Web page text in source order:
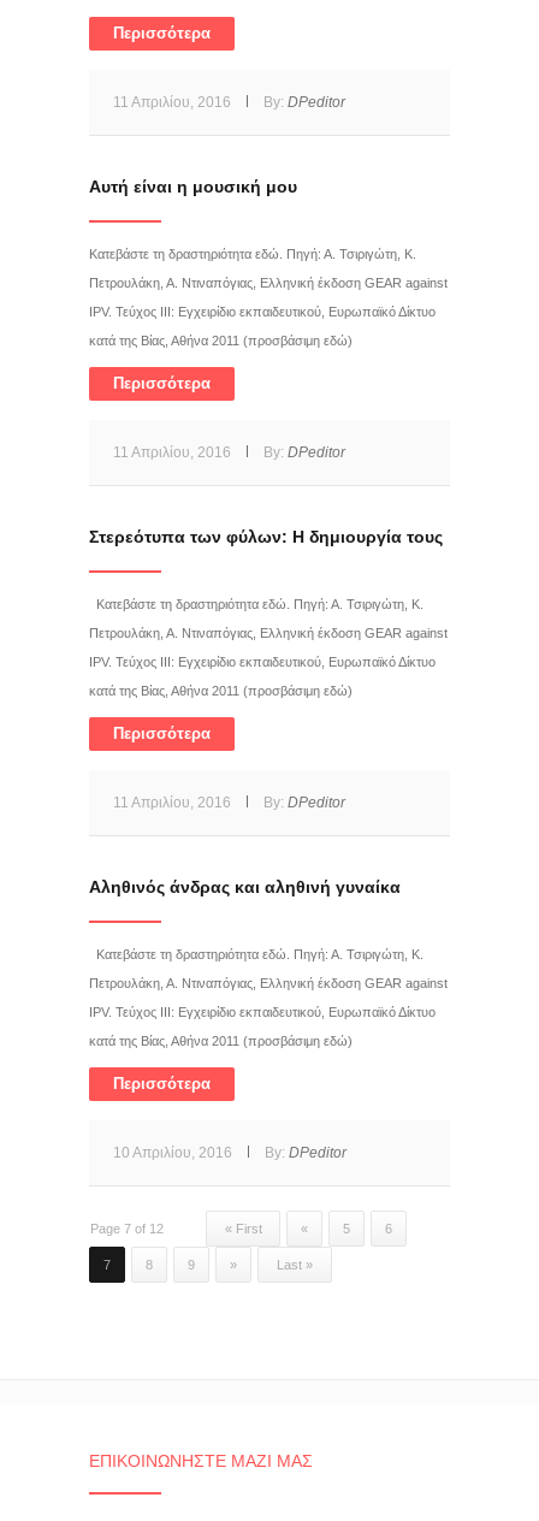
Περισσότερα
11 Απριλίου, 2016 By: DPeditor
Αυτή είναι η μουσική μου
Κατεβάστε τη δραστηριότητα εδώ. Πηγή: Α. Τσιριγώτη, Κ.
Πετρουλάκη, Α. Ντιναπόγιας, Ελληνική έκδοση GEAR against
IPV. Τεύχος III: Εγχειρίδιο εκπαιδευτικού, Ευρωπαϊκό Δίκτυο
κατά της Βίας, Αθήνα 2011 (προσβάσιμη εδώ)
Περισσότερα
11 Απριλίου, 2016 By: DPeditor
Στερεότυπα των φύλων: Η δημιουργία τους
Κατεβάστε τη δραστηριότητα εδώ. Πηγή: Α. Τσιριγώτη, Κ.
Πετρουλάκη, Α. Ντιναπόγιας, Ελληνική έκδοση GEAR against
IPV. Τεύχος III: Εγχειρίδιο εκπαιδευτικού, Ευρωπαϊκό Δίκτυο
κατά της Βίας, Αθήνα 2011 (προσβάσιμη εδώ)
Περισσότερα
11 Απριλίου, 2016 By: DPeditor
Αληθινός άνδρας και αληθινή γυναίκα
Κατεβάστε τη δραστηριότητα εδώ. Πηγή: Α. Τσιριγώτη, Κ.
Πετρουλάκη, Α. Ντιναπόγιας, Ελληνική έκδοση GEAR against
IPV. Τεύχος III: Εγχειρίδιο εκπαιδευτικού, Ευρωπαϊκό Δίκτυο
κατά της Βίας, Αθήνα 2011 (προσβάσιμη εδώ)
Περισσότερα
10 Απριλίου, 2016 By: DPeditor
Page 7 of 12 « First « 5 6
7 8 9 » Last »
ΕΠΙΚΟΙΝΩΝΉΣΤΕ ΜΑΖΊ ΜΑΣ